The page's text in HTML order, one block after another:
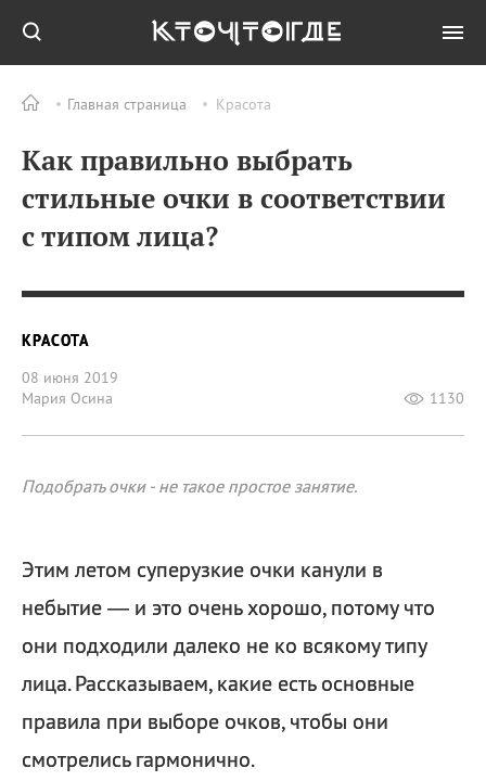
Главная страница Красота
Как правильно выбрать
стильные очки в соответствии
с типом лица?
КРАСОТА
08 июня 2019
Мария Осина
1130
Подобрать очки - не такое простое занятие.
Этим летом суперузкие очки канули в
небытие — и это очень хорошо, потому что
они подходили далеко не ко всякому типу
лица. Рассказываем, какие есть основные
правила при выборе очков, чтобы они
смотрелись гармонично.